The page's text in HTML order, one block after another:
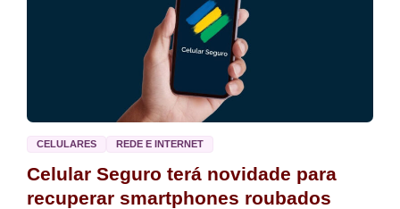
CELULARES REDE E INTERNET
Celular Seguro terá novidade para
recuperar smartphones roubados